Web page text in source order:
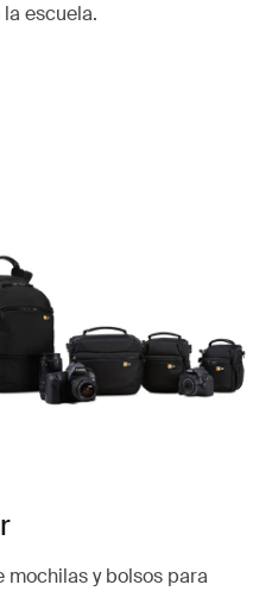
escuela.
y bolsos para